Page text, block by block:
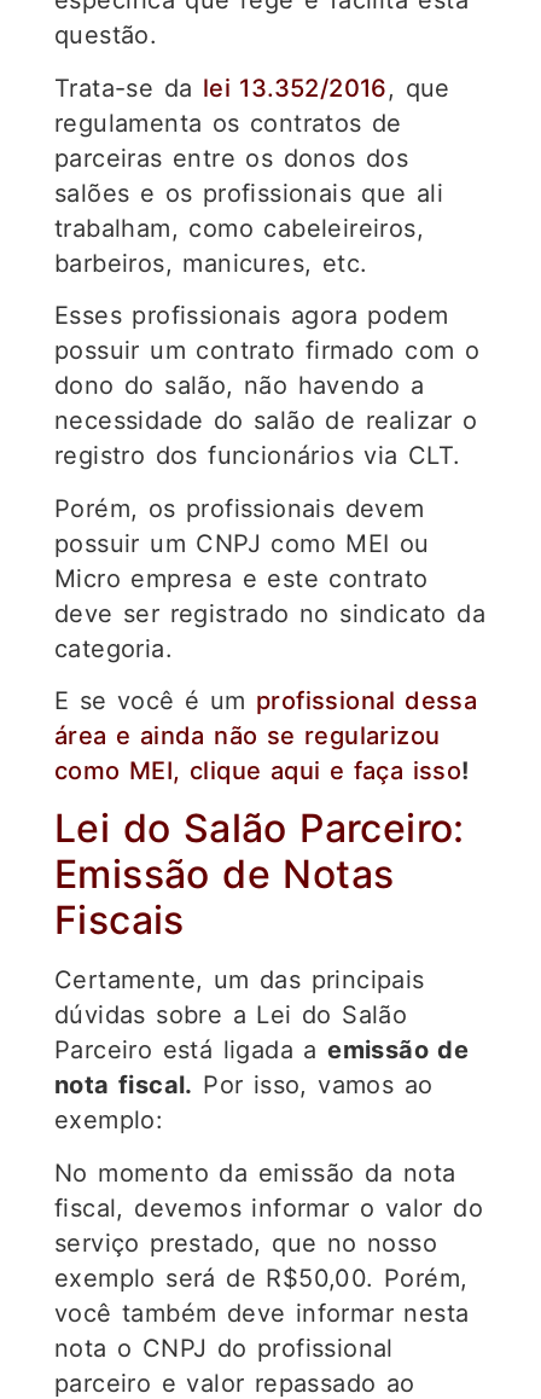
questão.
Trata-se da lei 13.352/2016, que
regulamenta os contratos de
parceiras entre os donos dos
salões e os profissionais que ali
trabalham, como cabeleireiros,
barbeiros, manicures, etc.
Esses profissionais agora podem
possuir um contrato firmado com o
dono do salão, não havendo a
necessidade do salão de realizar o
registro dos funcionários via CLT.
Porém, os profissionais devem
possuir um CNPJ como MEI ou
Micro empresa e este contrato
deve ser registrado no sindicato da
categoria.
E se você é um profissional dessa
área e ainda não se regularizou
como MEI, clique aqui e faça isso!
Lei do Salão Parceiro:
Emissão de Notas
Fiscais
Certamente, um das principais
dúvidas sobre a Lei do Salão
Parceiro está ligada aemissão de
nota fiscal. Por isso, vamos ao
exemplo:
No momento da emissão da nota
fiscal, devemos informar o valor do
serviço prestado, que no nosso
exemplo será de R$50,00. Porém,
você também deve informar nesta
nota o CNPJ do profissional
parceiro e valor repassado ao